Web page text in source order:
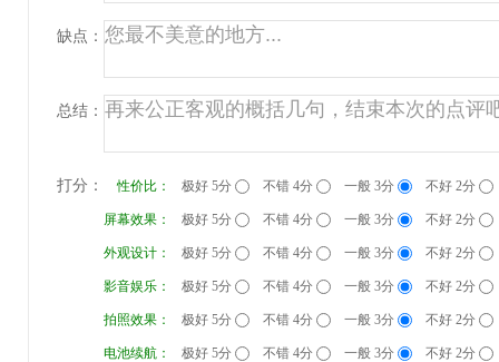
缺点：
总结：
打分： 性价比： 极好 5分 不错 4分 一般 3分 不好 2分
屏幕效果： 极好 5分 不错 4分 一般 3分 不好 2分
外观设计： 极好 5分 不错 4分 一般 3分 不好 2分
影音娱乐： 极好 5分 不错 4分 一般 3分 不好 2分
拍照效果： 极好 5分 不错 4分 一般 3分 不好 2分
电池续航： 极好 5分 不错 4分 一般 3分 不好 2分